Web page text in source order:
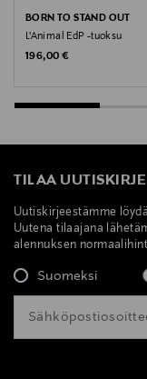
BORN TO STAND OUT
L'Animal EdP -tuoksu
Original Price
196,00 €
TILAA UUTISKIRJE
Uutiskirjeestämme
Uutena tilaajana
alennuksen
Suomeksi